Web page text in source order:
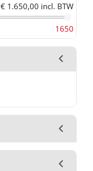
€ 1.650,00 incl. BTW
1650